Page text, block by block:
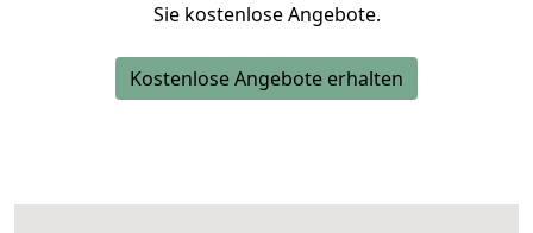
Sie kostenlose Angebote.
Kostenlose Angebote erhalten